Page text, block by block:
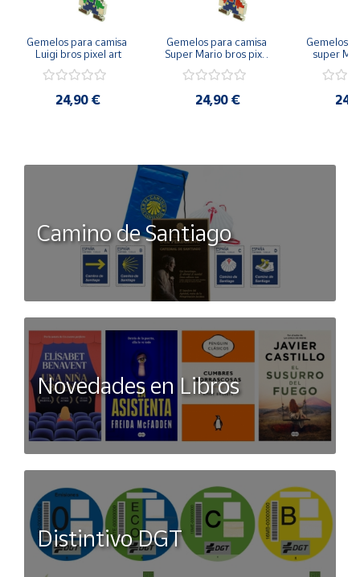
Gemelos para camisa
Luigi bros pixel art
24,90 €
Gemelos para camisa
Super Mario bros pixel
24,90 €
Gemelos
super
Camino de Santiago
Novedades en Libros
Distintivo DGT